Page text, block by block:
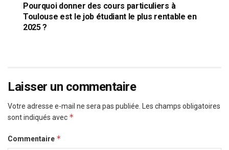
Pourquoi donner des cours particuliers à
Toulouse est le job étudiant le plus rentable en
2025 ?
Laisser un commentaire
Votre adresse e-mail ne sera pas publiée.
Les champs obligatoires
sont indiqués avec *
Commentaire *